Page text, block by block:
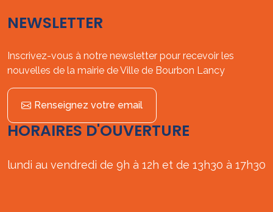
NEWSLETTER
Inscrivez-vous à notre newsletter pour recevoir les
nouvelles de la mairie de Ville de Bourbon Lancy
Renseignez votre email
HORAIRES D'OUVERTURE
lundi au vendredi de 9h à 12h et de 13h30 à 17h30